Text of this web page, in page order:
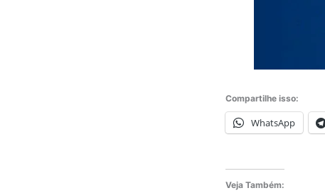
Compartilhe isso:
WhatsApp
Veja Também: